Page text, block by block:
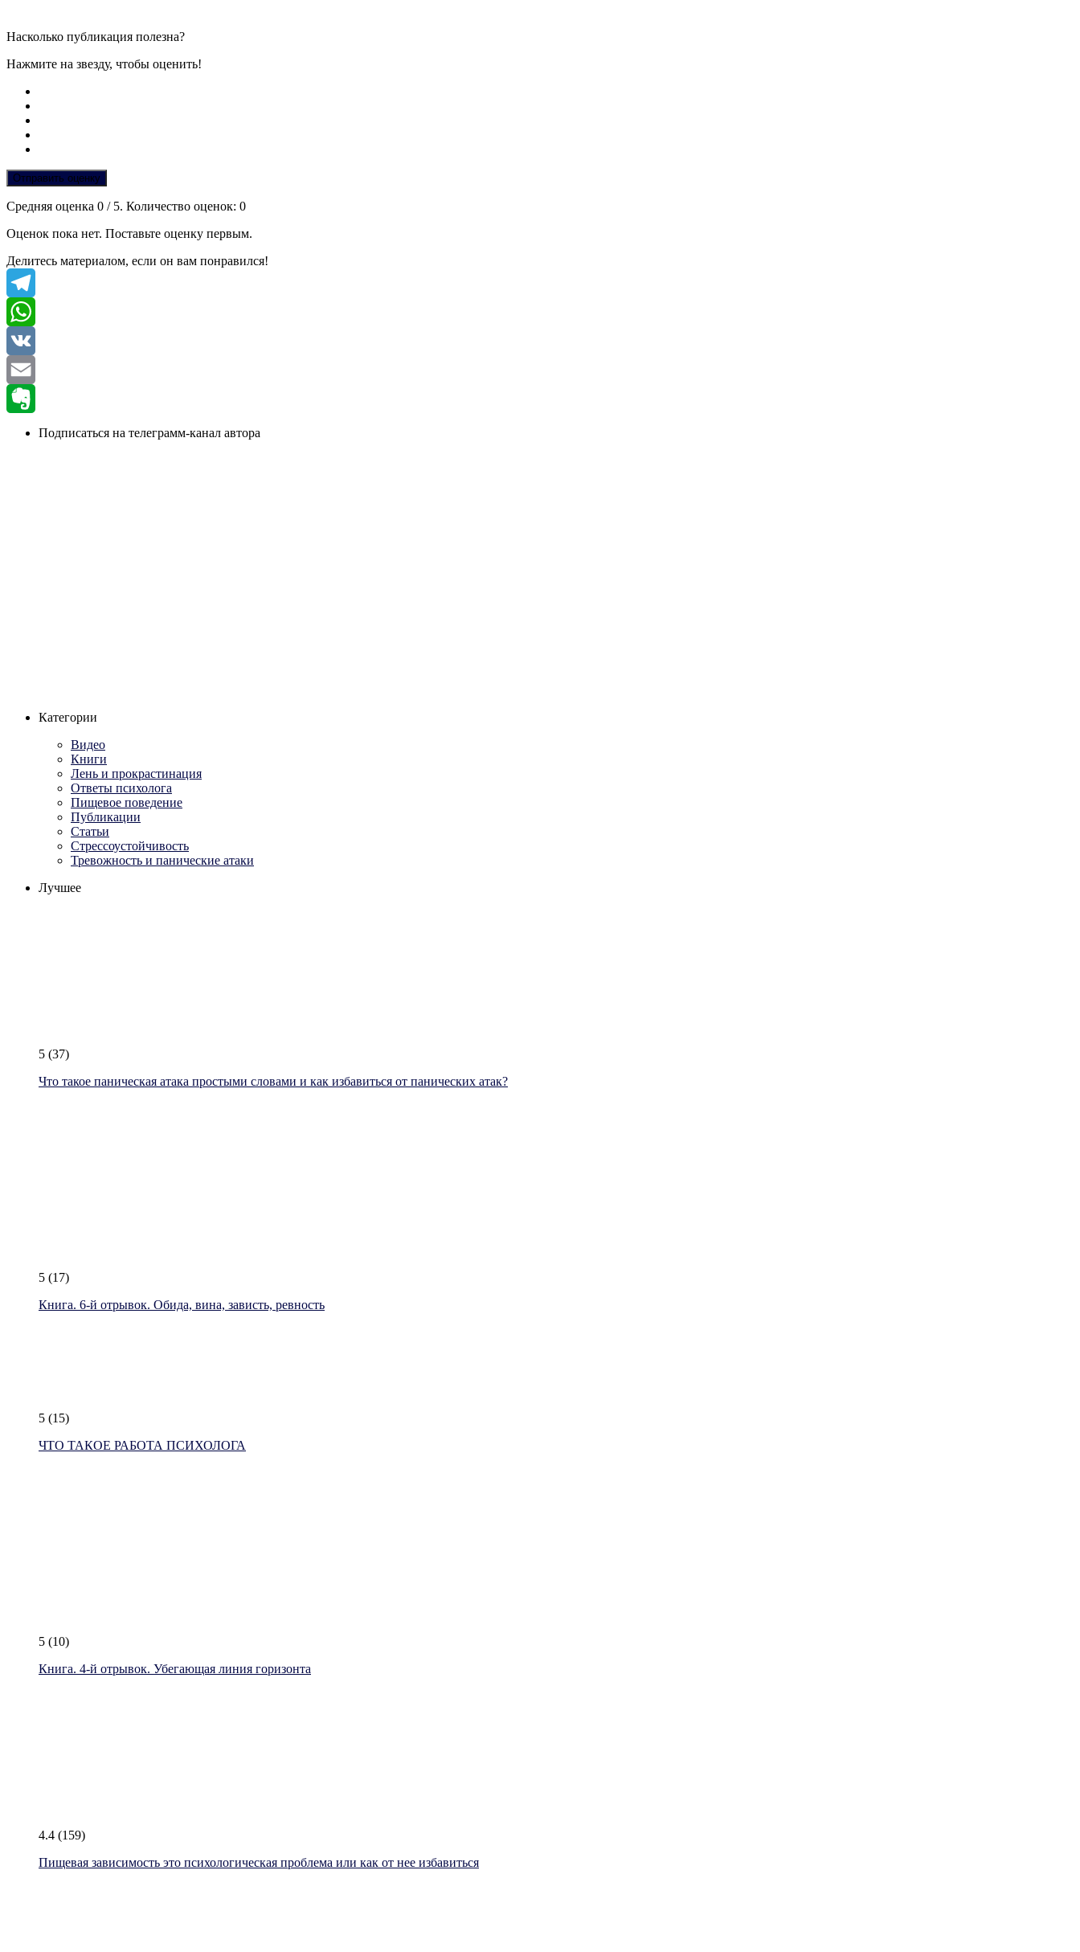
Насколько публикация полезна?
Нажмите на звезду, чтобы оценить!
Отправить оценку
Средняя оценка 0 / 5. Количество оценок: 0
Оценок пока нет. Поставьте оценку первым.
Делитесь материалом, если он вам понравился!
Telegram
WhatsApp
VK
Email
EvernoteПодписаться на телеграмм-канал автора
Категории
Видео
Книги
Лень и прокрастинация
Ответы психолога
Пищевое поведение
Публикации
Статьи
Стрессоустойчивость
Тревожность и панические атаки
Лучшее
5 (37)
Что такое паническая атака простыми словами и как избавиться от панических атак?
5 (17)
Книга. 6-й отрывок. Обида, вина, зависть, ревность
5 (15)
ЧТО ТАКОЕ РАБОТА ПСИХОЛОГА
5 (10)
Книга. 4-й отрывок. Убегающая линия горизонта
4.4 (159)
Пищевая зависимость это психологическая проблема или как от нее избавиться